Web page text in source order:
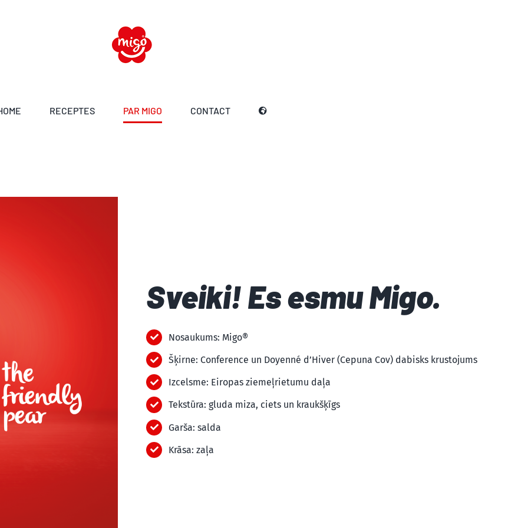
RECEPTES PAR MIGO CONTACT
Sveiki! Es esmu Migo.
Nosaukums: Migo®
Šķirne: Conference un Doyenné d’Hiver (Cepuna Cov) dabisks krustojums
Izcelsme: Eiropas ziemeļrietumu daļa
Tekstūra: gluda miza, ciets un kraukšķīgs
Garša: salda
Krāsa: zaļa